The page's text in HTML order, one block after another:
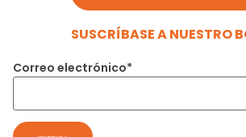
SUSCRÍBASE A NUESTRO
Correo electrónico*